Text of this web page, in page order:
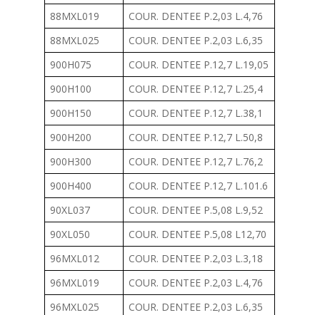
88MXL019
COUR. DENTEE P.2,03 L.4,76
88MXL025
COUR. DENTEE P.2,03 L.6,35
900H075
COUR. DENTEE P.12,7 L.19,05
900H100
COUR. DENTEE P.12,7 L.25,4
900H150
COUR. DENTEE P.12,7 L.38,1
900H200
COUR. DENTEE P.12,7 L.50,8
900H300
COUR. DENTEE P.12,7 L.76,2
900H400
COUR. DENTEE P.12,7 L.101.6
90XL037
COUR. DENTEE P.5,08 L.9,52
90XL050
COUR. DENTEE P.5,08 L12,70
96MXL012
COUR. DENTEE P.2,03 L.3,18
96MXL019
COUR. DENTEE P.2,03 L.4,76
96MXL025
COUR. DENTEE P.2,03 L.6,35